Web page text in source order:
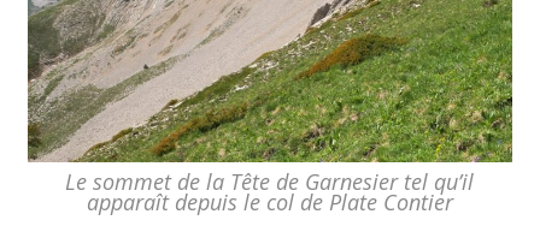
Le sommet de la Tête de Garnesier tel qu’il
apparaît depuis le col de Plate Contier